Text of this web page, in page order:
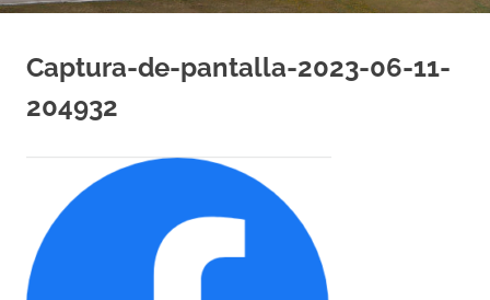
Captura-de-pantalla-2023-06-11-
204932